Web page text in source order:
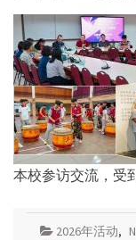
本校参访交流，受
2026年活动,